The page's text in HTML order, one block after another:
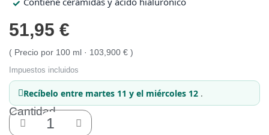
51,95 €
Precio por 100 ml · 103,900 €
Impuestos incluidos
Recíbelo entre martes 11 y el miércoles 12 .
Cantidad